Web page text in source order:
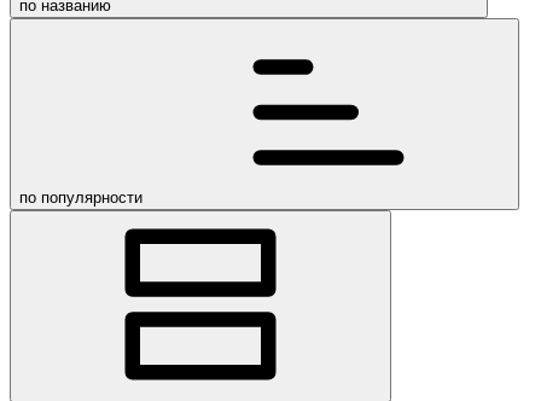
по названию
по популярности